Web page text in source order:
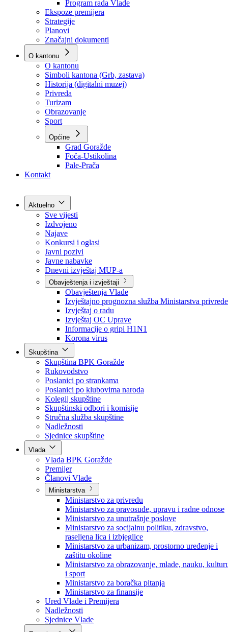
Vlada
Poslovnik
Program rada Vlade
Ekspoze premijera
Strategije
Planovi
Značajni dokumenti
O kantonu
O kantonu
Simboli kantona (Grb, zastava)
Historija (digitalni muzej)
Privreda
Turizam
Obrazovanje
Sport
Općine
Kontakt
Aktuelno
Sve vijesti
Izdvojeno
Najave
Konkursi i oglasi
Javni pozivi
Javne nabavke
Dnevni izvještaj MUP-a
Obavještenja i izvještaji
Obavještenja Vlade
Izvještajno prognozna služba Ministarstva privrede
Izvještaj o radu
Izvještaj OC Uprave
Informacije o gripi H1N1
Korona virus
Skupština
Skupština BPK Goražde
Rukovodstvo
Poslanici po strankama
Poslanici po klubovima naroda
Kolegij skupštine
Skupštinski odbori i komisije
Stručna služba skupštine
Nadležnosti
Sjednice skupštine
Vlada
Vlada BPK Goražde
Premijer
Članovi Vlade
Ministarstva
Ministarstvo za privredu
Ministarstvo za pravosuđe, upravu i radne odnose
Ministarstvo za unutrašnje poslove
Ministarstvo za socijalnu politiku, zdravstvo,
raseljena lica i izbjeglice
Ministarstvo za urbanizam, prostorno uređenje i
zaštitu okoline
Ministarstvo za obrazovanje, mlade, nauku,
i sport
Ministarstvo za boračka pitanja
Ministarstvo za finansije
Ured Vlade i Premijera